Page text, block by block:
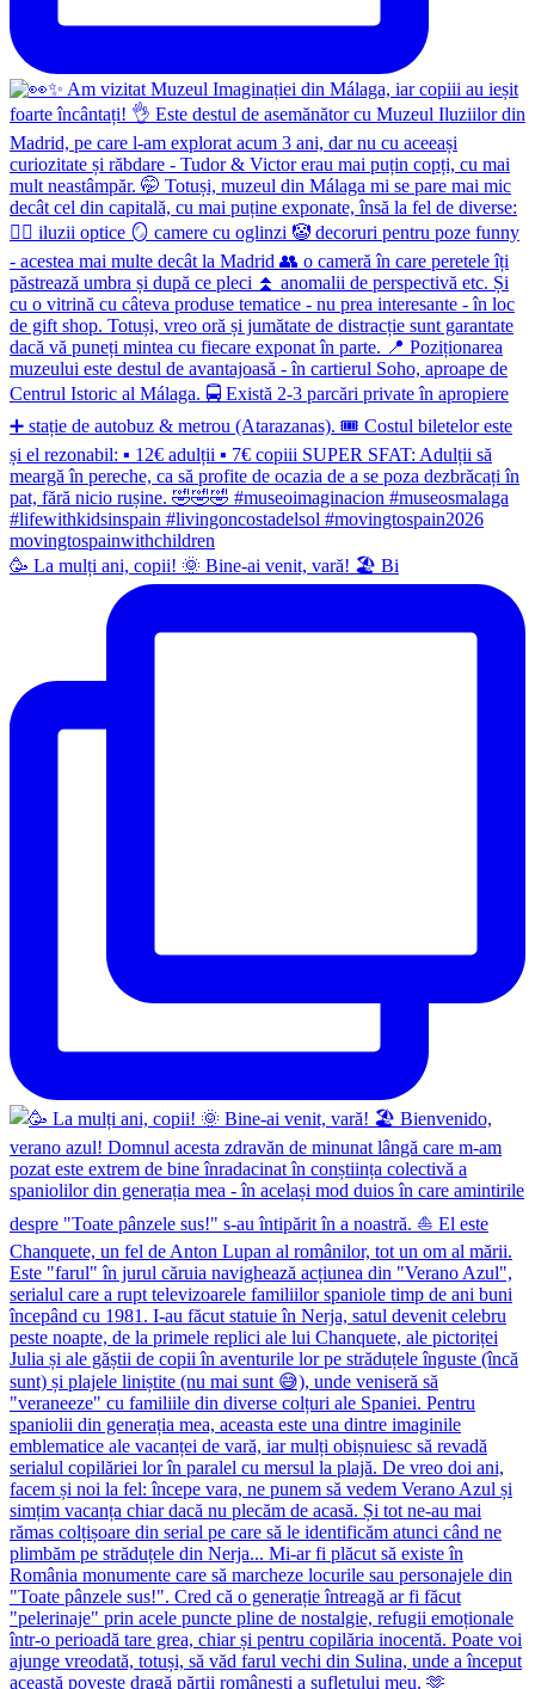
🥳 La mulți ani, copii! 🌞 Bine-ai venit, vară! 🏖 Bi